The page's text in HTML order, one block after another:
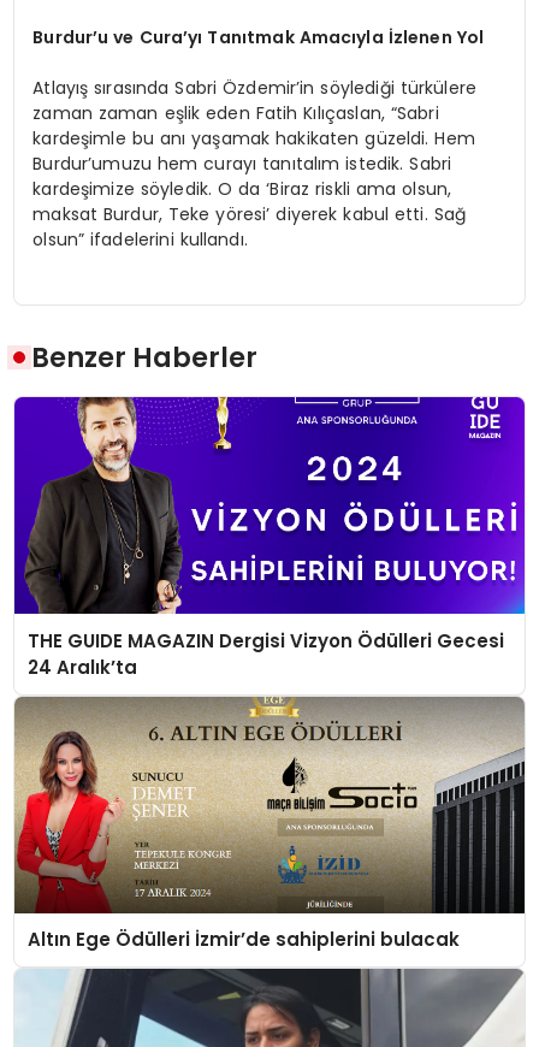
Burdur’u ve Cura’yı Tanıtmak Amacıyla İzlenen Yol
Atlayış sırasında Sabri Özdemir’in söylediği türkülere
zaman zaman eşlik eden Fatih Kılıçaslan, “Sabri
kardeşimle bu anı yaşamak hakikaten güzeldi. Hem
Burdur’umuzu hem curayı tanıtalım istedik. Sabri
kardeşimize söyledik. O da ‘Biraz riskli ama olsun,
maksat Burdur, Teke yöresi’ diyerek kabul etti. Sağ
olsun” ifadelerini kullandı.
Benzer Haberler
THE GUIDE MAGAZIN Dergisi Vizyon Ödülleri Gecesi
24 Aralık’ta
Altın Ege Ödülleri İzmir’de sahiplerini bulacak